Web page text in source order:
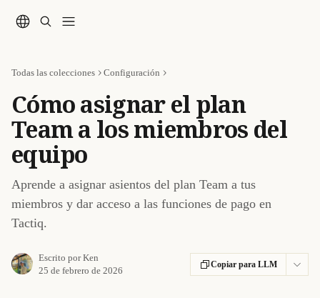
Todas las colecciones Configuración
Cómo asignar el plan
Team a los miembros del
equipo
Aprende a asignar asientos del plan Team a tus
miembros y dar acceso a las funciones de pago en
Tactiq.
Escrito porKen
25 de febrero de 2026
Copiar para LLM